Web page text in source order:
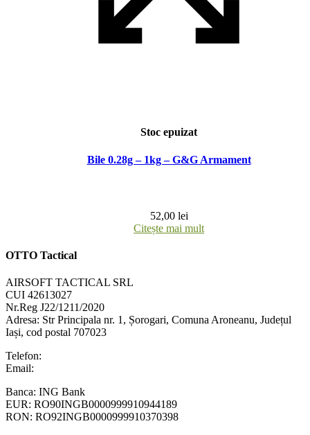
Stoc epuizat
Bile 0.28g – 1kg – G&G Armament
52,00 lei
Citește mai mult
OTTO Tactical
AIRSOFT TACTICAL SRL
CUI 42613027
Nr.Reg J22/1211/2020
Adresa: Str Principala nr. 1 , Șorogari, Comuna Aroneanu, Județul
Iași, cod postal 707023
Telefon:
Email:
Banca: ING Bank
EUR: RO90INGB0000999910944189
RON: RO92INGB0000999910370398